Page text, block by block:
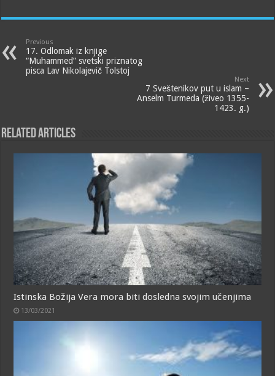
Previous
17. Odlomak iz knjige
“Muhammed” svetski priznatog
pisca Lav Nikolajevič Tolstoj
Next
7 Sveštenikov put u islam –
Anselm Turmeda (živeo 1355-
1423. g.)
Related Articles
Istinska Božija Vera mora biti dosledna svojim učenjima
13/03/2021